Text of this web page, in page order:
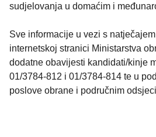
sudjelovanja u domaćim i
Sve informacije u vezi s
internetskoj stranici Ministarstva
dodatne obavijesti kandidati/kinje
01/3784-812 i 01/3784-814 te u
poslove obrane i područnim